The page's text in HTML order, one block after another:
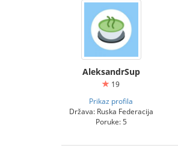
AleksandrSup
19
Prikaz profila
Država: Ruska Federacija
Poruke: 5